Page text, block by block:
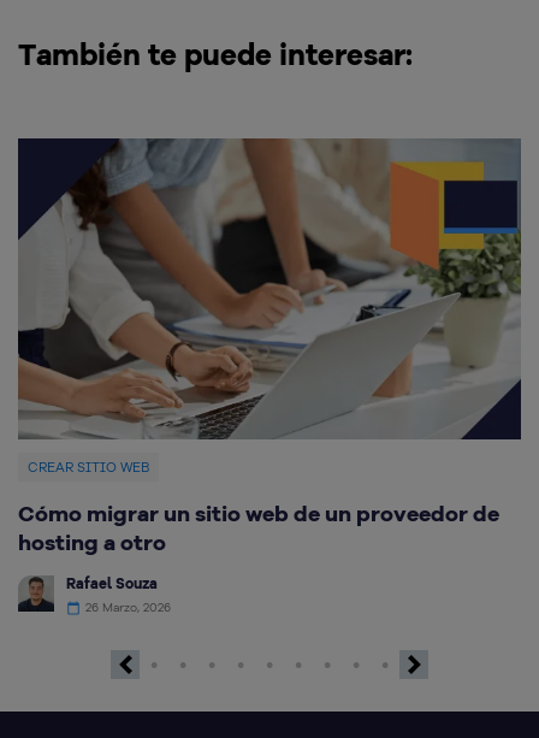
También te puede interesar:
CREAR SITIO WEB
Cómo migrar un sitio web de un proveedor de
hosting a otro
Rafael Souza
26 Marzo, 2026